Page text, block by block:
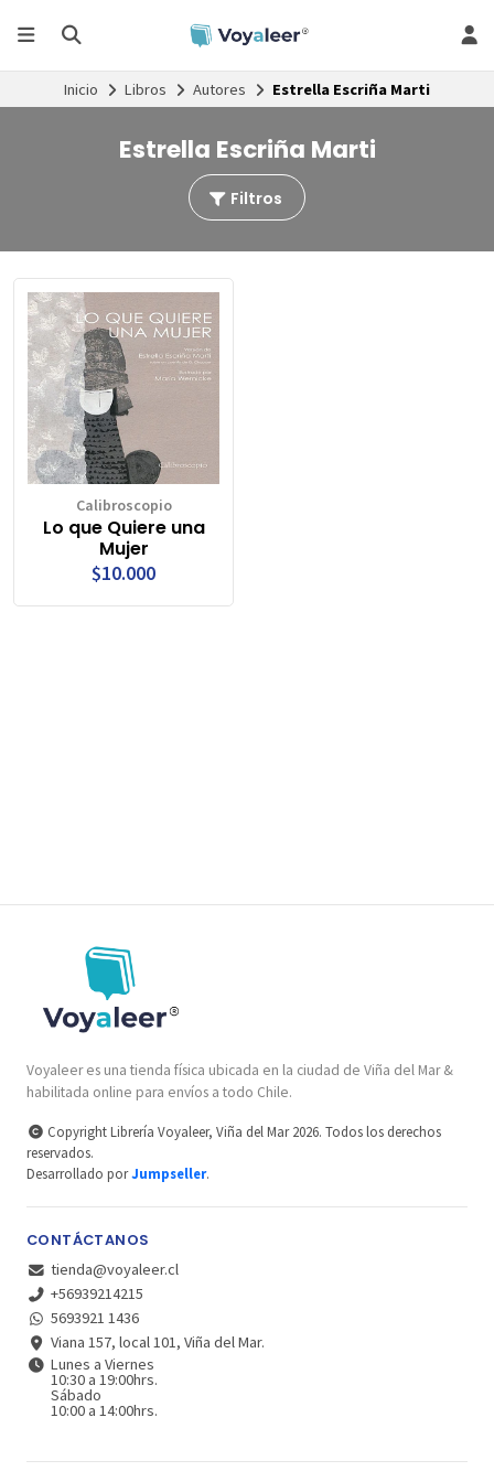
Inicio Libros Autores Estrella Escriña Marti
Estrella Escriña Marti
Filtros
Calibroscopio
Lo que Quiere una
Mujer
$10.000
Voyaleer es una tienda física ubicada en la ciudad de Viña del Mar &
habilitada online para envíos a todo Chile.
Copyright Librería Voyaleer, Viña del Mar 2026. Todos los derechos
reservados.
Desarrollado porJumpseller.
CONTÁCTANOS
tienda@voyaleer.cl
+56939214215
5693921 1436
Viana 157, local 101, Viña del Mar.
Lunes a Viernes
10:30 a 19:00hrs.
Sábado
10:00 a 14:00hrs.